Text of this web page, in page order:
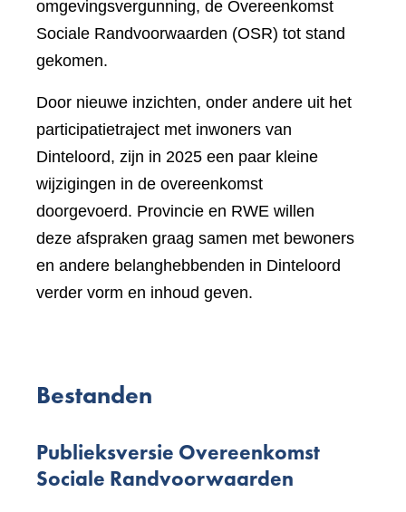
omgevingsvergunning, de Overeenkomst
Sociale Randvoorwaarden (OSR) tot stand
gekomen.
Door nieuwe inzichten, onder andere uit het
participatietraject met inwoners van
Dinteloord, zijn in 2025 een paar kleine
wijzigingen in de overeenkomst
doorgevoerd. Provincie en RWE willen
deze afspraken graag samen met bewoners
en andere belanghebbenden in Dinteloord
verder vorm en inhoud geven.
Bestanden
Publieksversie Overeenkomst
Sociale Randvoorwaarden